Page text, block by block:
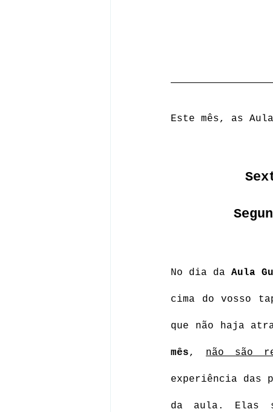
Este mês, as
No dia da Aula
cima do vosso
que não haja
mês, não são
experiência das
da aula. Elas